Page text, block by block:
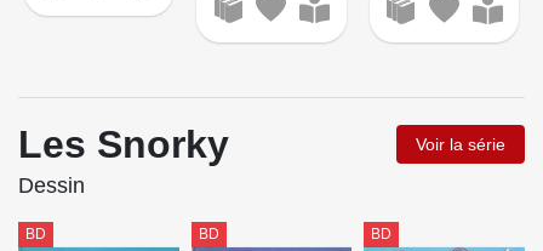
Les Snorky Voir la série
Dessin
BD BD BD